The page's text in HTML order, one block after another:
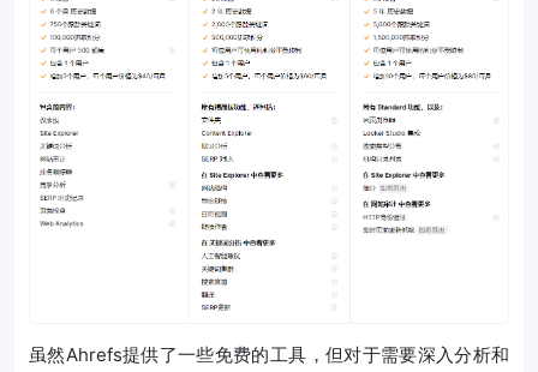
虽然Ahrefs提供了一些免费的工具，但对于需要深入分析和